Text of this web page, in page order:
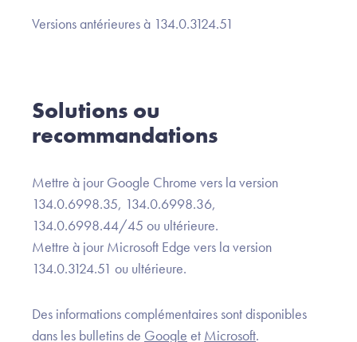
Versions antérieures à 134.0.3124.51
Solutions ou
recommandations
Mettre à jour Google Chrome vers la version
134.0.6998.35, 134.0.6998.36,
134.0.6998.44/45 ou ultérieure.
Mettre à jour Microsoft Edge vers la version
134.0.3124.51 ou ultérieure.
Des informations complémentaires sont disponibles
dans les bulletins de Google et Microsoft.